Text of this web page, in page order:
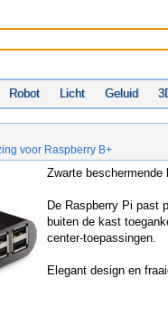
Robot Licht Geluid
voor Raspberry B+
Zwarte
De Raspberry Pi past
buiten de kast
center-toepassingen.
Elegant design en